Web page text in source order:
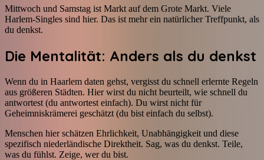
Mittwoch und Samstag ist Markt auf dem Grote Markt. Viele
Harlem-Singles sind hier. Das ist mehr ein natürlicher Treffpunkt, als
du denkst.
Die Mentalität: Anders als du denkst
Wenn du in Haarlem daten gehst, vergisst du schnell erlernte Regeln
aus größeren Städten. Hier wirst du nicht beurteilt, wie schnell du
antwortest (du antwortest einfach). Du wirst nicht für
Geheimniskrämerei geschätzt (du bist einfach du selbst).
Menschen hier schätzen Ehrlichkeit, Unabhängigkeit und diese
spezifisch niederländische Direktheit. Sag, was du denkst. Teile,
was du fühlst. Zeige, wer du bist.